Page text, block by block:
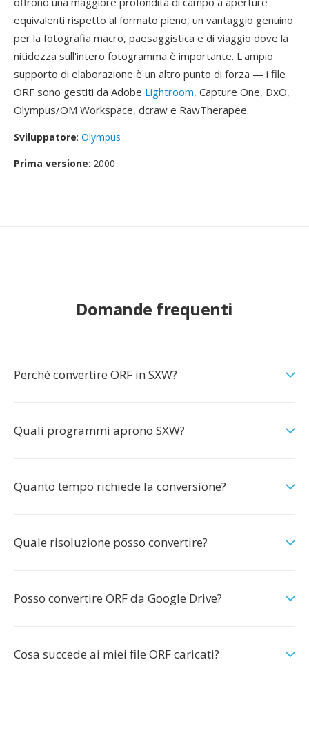
equivalenti rispetto al formato pieno, un vantaggio genuino
per la fotografia macro, paesaggistica e di viaggio dove la
nitidezza sull'intero fotogramma è importante. L'ampio
supporto di elaborazione è un altro punto di forza — i file
ORF sono gestiti da Adobe Lightroom, Capture One, DxO,
Olympus/OM Workspace, dcraw e RawTherapee.
Sviluppatore: Olympus
Prima versione: 2000
Domande frequenti
Perché convertire ORF in SXW?
Quali programmi aprono SXW?
Quanto tempo richiede la conversione?
Quale risoluzione posso convertire?
Posso convertire ORF da Google Drive?
Cosa succede ai miei file ORF caricati?